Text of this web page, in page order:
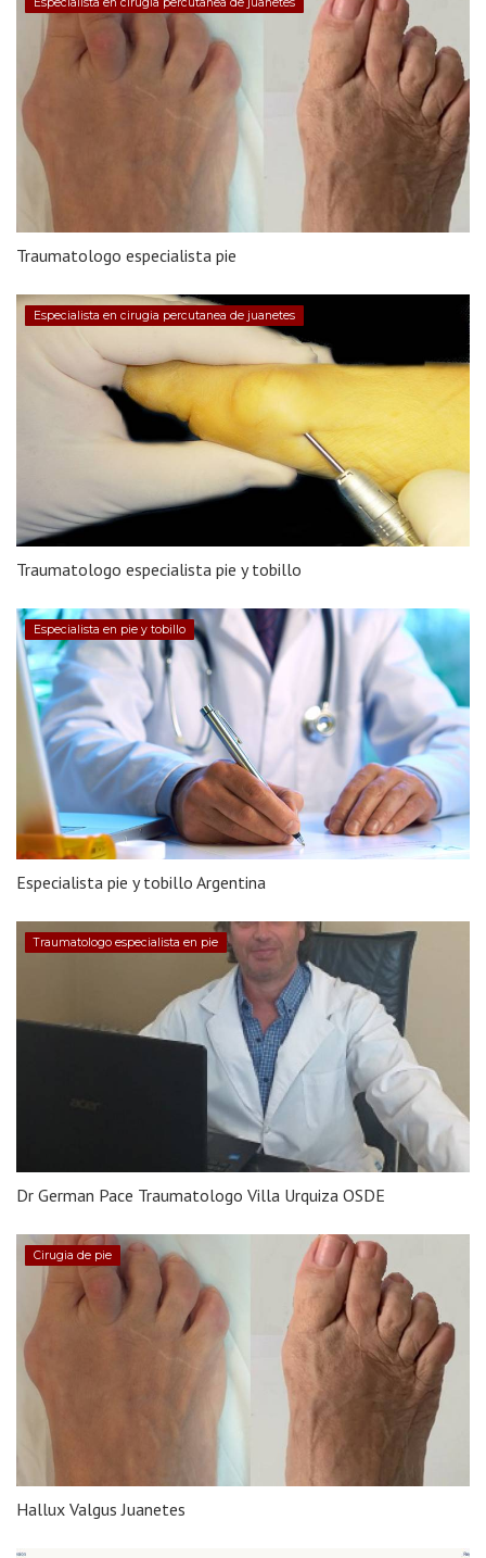
Especialista en cirugia percutanea de juanetes
Traumatologo especialista pie
Especialista en cirugia percutanea de juanetes
Traumatologo especialista pie y tobillo
Especialista en pie y tobillo
Especialista pie y tobillo Argentina
Traumatologo especialista en pie
Dr German Pace Traumatologo Villa Urquiza OSDE
Cirugia de pie
Hallux Valgus Juanetes